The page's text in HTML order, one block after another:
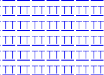
TTTTTTTTTTTTTT
TTTTTTTTTTTTTT
TTTTTTTTTTTTTT
TTTTTTTTTTTTTT
TTTTTTTTTTTTTT